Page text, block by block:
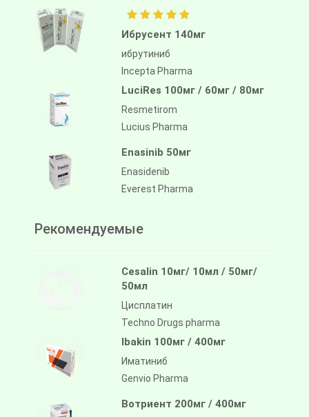
Ибрусент 140мг
ибрутиниб
Incepta Pharma
LuciRes 100мг / 60мг / 80мг
Resmetirom
Lucius Pharma
Enasinib 50мг
Enasidenib
Everest Pharma
Рекомендуемые
Cesalin 10мг/ 10мл / 50мг/
50мл
Цисплатин
Techno Drugs pharma
Ibakin 100мг / 400мг
Иматиниб
Genvio Pharma
Вотриент 200мг / 400мг